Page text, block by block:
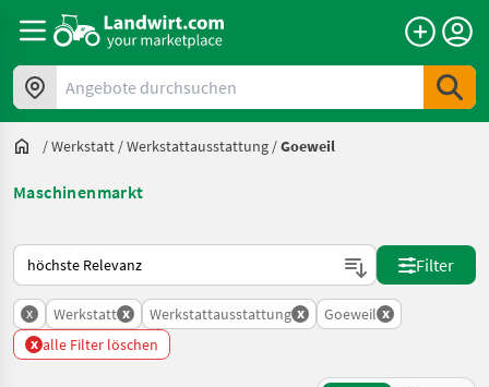
Angebote durchsuchen
/Werkstatt /Werkstattausstattung /Goeweil
Maschinenmarkt
So wird auf Landwirt.com sortiert
Filter
x Werkstatt x Werkstattausstattung x Goeweil x
x alle Filter löschen